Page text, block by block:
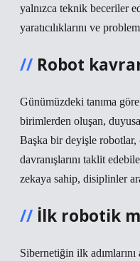
yalnızca teknik beceriler
yaratıcılıklarını ve
Robot
Günümüzdeki tanıma
birimlerden oluşan,
Başka bir deyişle robotlar,
davranışlarını taklit
zekaya sahip, disiplinler
İlk robotik
Sibernetiğin ilk adımlarını